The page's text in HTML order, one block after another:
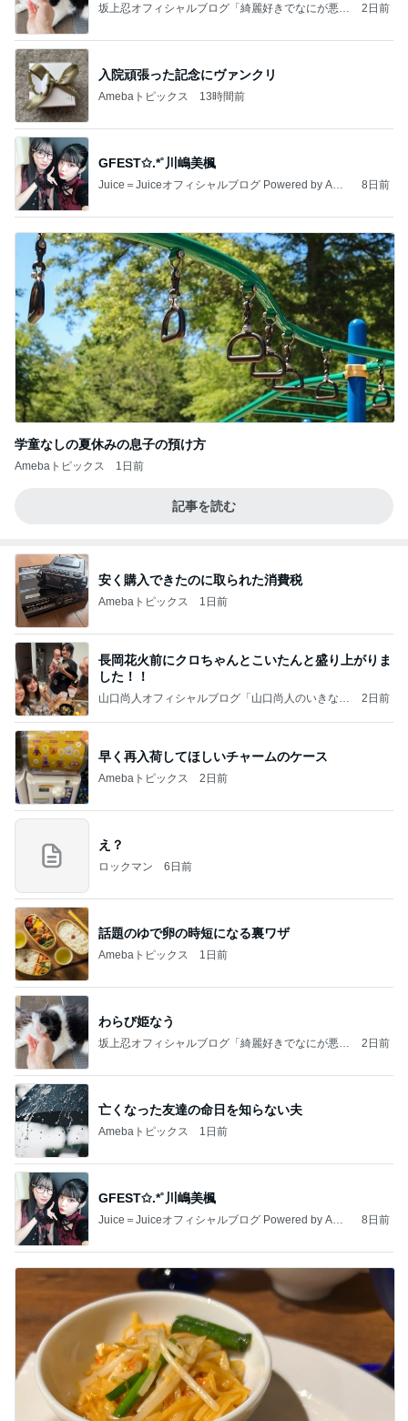
坂上忍オフィシャルブログ「綺麗好きでなにが悪
2日前
入院頑張った記念にヴァンクリ
Amebaトピックス 13時間前
GFEST✩.*˚川嶋美楓
Juice＝Juiceオフィシャルブログ Powered by Ame
8日前
学童なしの夏休みの息子の預け方
Amebaトピックス 1日前
記事を読む
安く購入できたのに取られた消費税
Amebaトピックス 1日前
長岡花火前にクロちゃんとこいたんと盛り上がりま
した！！
山口尚人オフィシャルブログ「山口尚人のいきなり
by Ameba
2日前
早く再入荷してほしいチャームのケース
Amebaトピックス 2日前
え？
ロックマン 6日前
話題のゆで卵の時短になる裏ワザ
Amebaトピックス 1日前
わらび姫なう
坂上忍オフィシャルブログ「綺麗好きでなにが悪
2日前
亡くなった友達の命日を知らない夫
Amebaトピックス 1日前
GFEST✩.*˚川嶋美楓
Juice＝Juiceオフィシャルブログ Powered by Ame
8日前